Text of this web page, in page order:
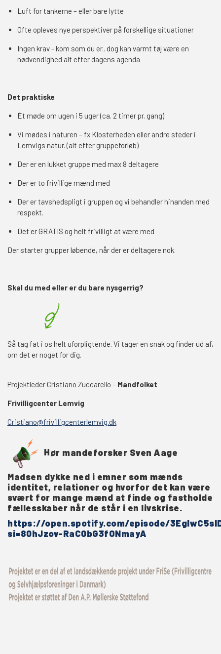
Luft for tankerne – eller bare lytte
Ofte opleves nye perspektiver på forskellige situationer
Ingen krav - kom som du er.. dog kan varmt tøj være en
nødvendighed alt efter dagens agenda
Det praktiske
Ét møde om ugen i 5 uger (ca. 2 timer pr. gang)
Vi mødes i naturen – fx Klosterheden eller andre steder i
Lemvigs natur. (alt efter gruppeforløb)
Der er en lukket gruppe med max 8 deltagere
Der er to frivillige mænd med
Der er tavshedspligt i gruppen og vi behandler hinanden med
respekt.
Det er GRATIS og helt frivilligt at være med
Der starter grupper løbende, når der er deltagere nok.
Skal du med eller er du bare nysgerrig?
Så tag fat i os helt uforpligtende. Vi tager en snak og finder ud af,
om det er noget for dig.
Projektleder Cristiano Zuccarello – Mandfolket
Frivilligcenter Lemvig
Cristiano@frivilligcenterlemvig.dk
Hør mandeforsker Sven Aage
Madsen dykke ned i emner som mænds
identitet, relationer og hvorfor det kan være
svært for mange mænd at finde og fastholde
fællesskaber når de står i en livskrise.
https://open.spotify.com/episode/
si=80hJzov-RaC0bG3fONmayA